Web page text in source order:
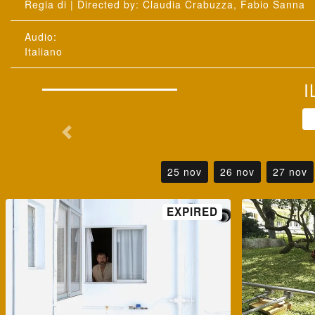
: Claudia Crabuzza, Fabio Sanna
25 nov 26 nov 27 nov